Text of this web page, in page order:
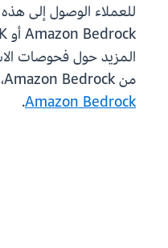
للعملاء الوصول إلى
المزيد حول فحوصات
من Amazon Bedrock، تفضل بزيارة
Amazon Bedrock
.